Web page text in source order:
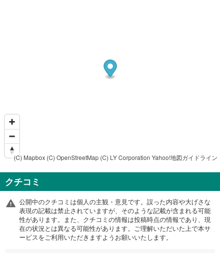
(C) Mapbox (C) OpenStreetMap (C) LY Corporation Yahoo!地図ガイドライン
クチコミ
公開中のクチコミは個人の主観・意見です。誤った内容や大げさな
表現の記載は禁止されていますが、そのような記載が含まれる可能
性があります。また、クチコミの情報は投稿時点の情報であり、現
在の状況とは異なる可能性があります。ご理解いただいた上で本サ
ービスをご利用いただきますようお願いいたします。